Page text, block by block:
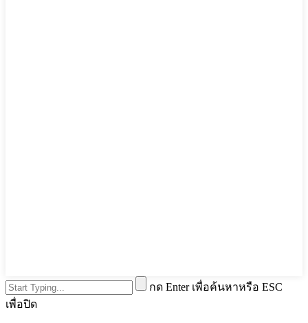
กด Enter เพื่อค้นหาหรือ ESC
เพื่อปิด